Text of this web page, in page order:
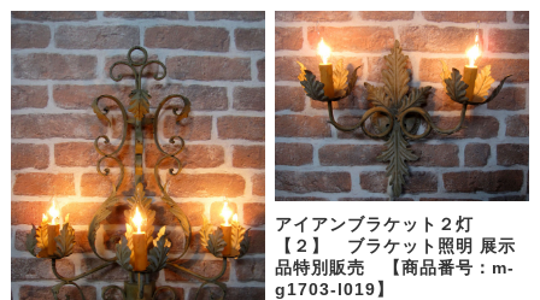
アイアンブラケット２灯
【２】 ブラケット照明 展示
品特別販売 【商品番号：m-
g1703-l019】